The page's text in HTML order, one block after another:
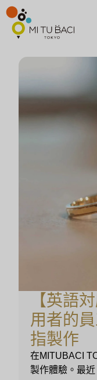
【英語
用者的
指製作
在MITUBACI
製作體驗。最